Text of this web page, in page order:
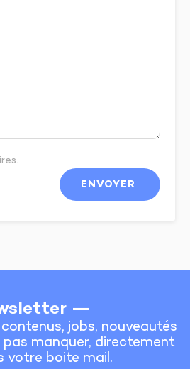
—
jobs, nouveautés
pas manquer, directement
votre boite mail.